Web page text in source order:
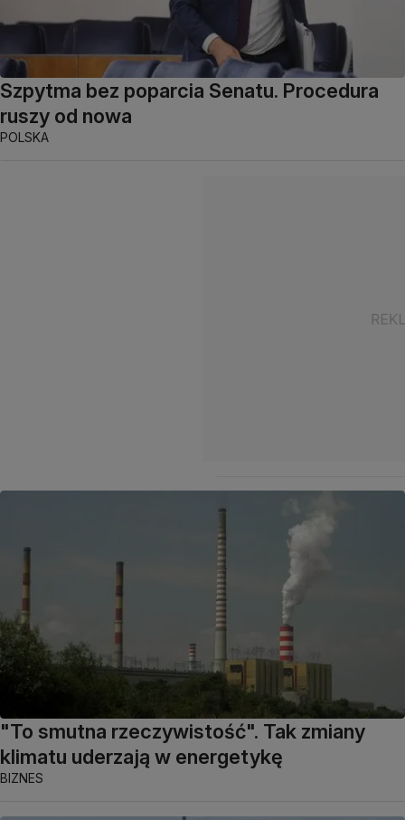
Szpytma bez poparcia Senatu. Procedura
ruszy od nowa
POLSKA
"To smutna rzeczywistość". Tak zmiany
klimatu uderzają w energetykę
BIZNES